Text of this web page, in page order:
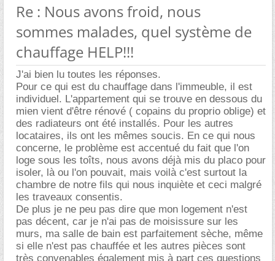
Re : Nous avons froid, nous
sommes malades, quel système de
chauffage HELP!!!
J'ai bien lu toutes les réponses.
Pour ce qui est du chauffage dans l'immeuble, il est
individuel. L'appartement qui se trouve en dessous du
mien vient d'être rénové ( copains du proprio oblige) et
des radiateurs ont été installés. Pour les autres
locataires, ils ont les mêmes soucis. En ce qui nous
concerne, le problème est accentué du fait que l'on
loge sous les toîts, nous avons déjà mis du placo pour
isoler, là ou l'on pouvait, mais voilà c'est surtout la
chambre de notre fils qui nous inquiète et ceci malgré
les traveaux consentis.
De plus je ne peu pas dire que mon logement n'est
pas décent, car je n'ai pas de moisissure sur les
murs, ma salle de bain est parfaitement sèche, même
si elle n'est pas chauffée et les autres pièces sont
très convenables également mis à part ces questions